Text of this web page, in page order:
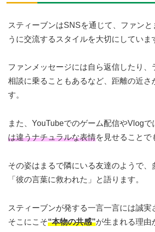
スティーブンはSNSを通じて、ファンと
うに交流するスタイルを大切にしていま
ファンメッセージには自ら返信したり、
相談に乗ることもあるなど、距離の近さ
す。
また、YouTubeでのゲーム配信やVlogで
は違うナチュラルな表情を見せることで
その姿はまるで隣にいる友達のようで、
「彼の言葉に救われた」と語ります。
スティーブンが発する一言一言には誠実
そこにこそ“本物の共感”が生まれる理由